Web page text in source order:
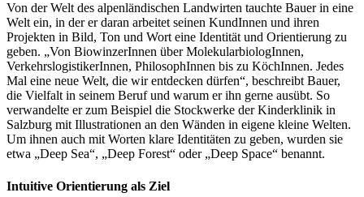
Von der Welt des alpenländischen Landwirten tauchte Bauer in eine
Welt ein, in der er daran arbeitet seinen KundInnen und ihren
Projekten in Bild, Ton und Wort eine Identität und Orientierung zu
geben. „Von BiowinzerInnen über MolekularbiologInnen,
VerkehrslogistikerInnen, PhilosophInnen bis zu KöchInnen. Jedes
Mal eine neue Welt, die wir entdecken dürfen“, beschreibt Bauer,
die Vielfalt in seinem Beruf und warum er ihn gerne ausübt. So
verwandelte er zum Beispiel die Stockwerke der Kinderklinik in
Salzburg mit Illustrationen an den Wänden in eigene kleine Welten.
Um ihnen auch mit Worten klare Identitäten zu geben, wurden sie
etwa „Deep Sea“, „Deep Forest“ oder „Deep Space“ benannt.
Intuitive Orientierung als Ziel